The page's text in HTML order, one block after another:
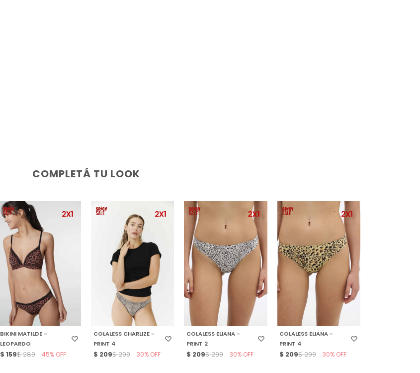
COMPLETÁ TU LOOK
SELECCIONAR TALLE
BIKINI MATILDE -
LEOPARDO
$ 159$ 289 45
SELECCIONAR TALLE
COLALESS CHARLIZE -
PRINT 4
$ 209$ 299 30
SELECCIONAR TALLE
COLALESS ELIANA -
PRINT 2
$ 209$ 299 30
SELECCIONAR TALLE
COLALESS ELIANA -
PRINT 4
$ 209$ 299 30